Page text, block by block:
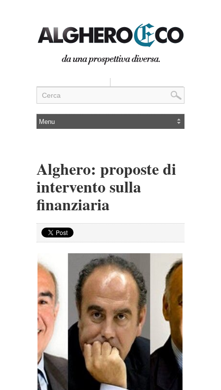
Alghero: proposte di
intervento sulla
finanziaria